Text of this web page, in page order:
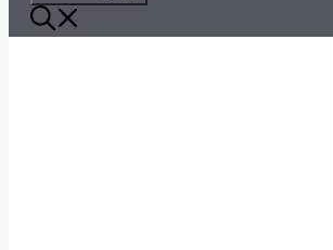
기